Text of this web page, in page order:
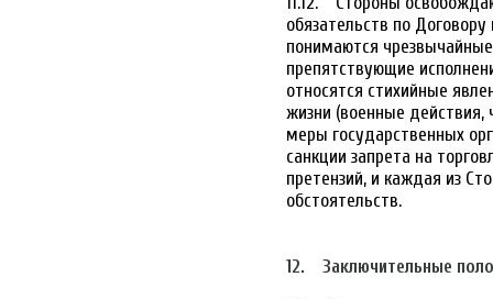
обязательств по
понимаются
препятствующие
относятся стихийные
жизни (военные действия,
меры государственных
санкции запрета на
претензий, и каждая из
обстоятельств.
12. Заключительные